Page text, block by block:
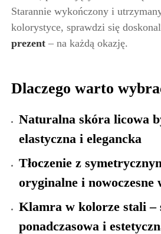
Starannie wykończony i
kolorystyce, sprawdzi się
prezent – na każdą okazję.
Dlaczego warto
Naturalna skóra licowa
elastyczna i elegancka
Tłoczenie z
oryginalne i nowoczesne
Klamra w kolorze stali –
ponadczasowa i